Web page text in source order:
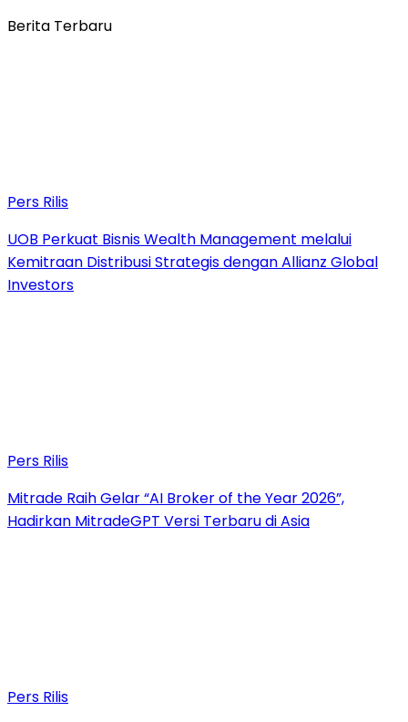
Berita Terbaru
Pers Rilis
UOB Perkuat Bisnis Wealth Management melalui
Kemitraan Distribusi Strategis dengan Allianz Global
Investors
Pers Rilis
Mitrade Raih Gelar “AI Broker of the Year 2026”,
Hadirkan MitradeGPT Versi Terbaru di Asia
Pers Rilis